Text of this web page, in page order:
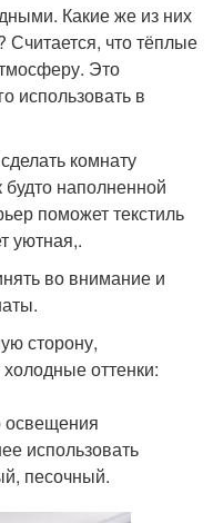
Какие же из них
Считается, что тёплые
Это
использовать в
комнату
будто наполненной
поможет текстиль
уютная,.
во внимание и
сторону,
оттенки:
освещения
использовать
песочный.